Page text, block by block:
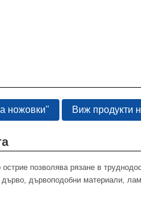
ножовки" Виж продукти
позволява рязане в
дърво, дървоподобни материали,